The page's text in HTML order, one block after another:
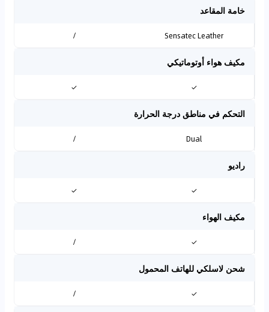
خامة المقاعد
Sensatec Leather
/
مكيف هواء أوتوماتيكي
✓
✓
التحكم في مناطق درجة الحرارة
Dual
/
راديو
✓
✓
مكيف الهواء
✓
/
شحن لاسلكي للهاتف المحمول
✓
/